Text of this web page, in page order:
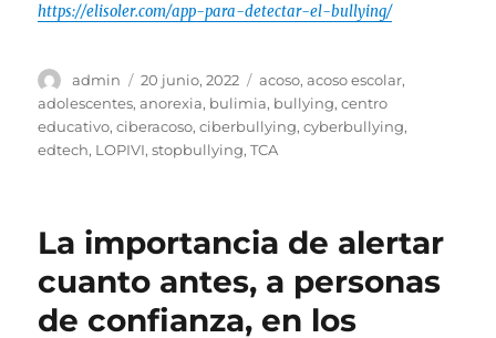
https://elisoler.com/app-para-detectar-el-bullying/
Autor
admin
Publicado
el
20 junio, 2022 Etiquetas
acoso,acoso escolar,
adolescentes,anorexia, bulimia, bullying,centro
educativo,ciberacoso,ciberbullying,cyberbullying,
edtech, LOPIVI,stopbullying,TCA
La importancia de alertar
cuanto antes, a personas
de confianza, en los